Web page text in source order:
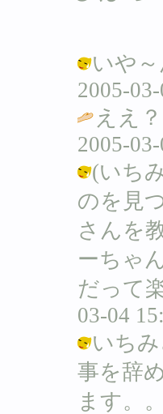
いや
2005-
ええ
2005-
(いち
のを見
さんを
ーちゃ
だって
03-04
いち
事を辞
ます。